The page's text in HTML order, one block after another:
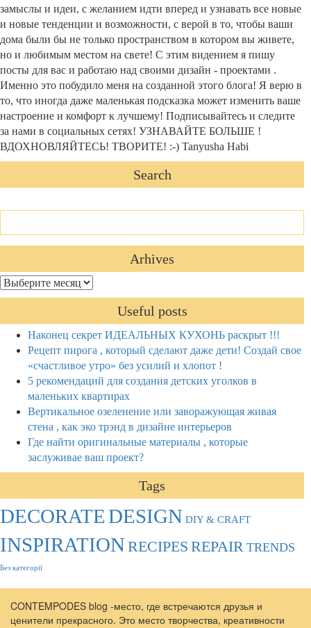
замыслы и идеи, с желанием идти вперед и узнавать все новые
и новые тенденции и возможности, с верой в то, чтобы ваши
дома были бы не только пространством в котором вы живете,
но и любимым местом на свете! С этим видением я пишу
посты для вас и работаю над своими дизайн - проектами .
Именно это побудило меня на созданной этого блога! Я верю в
то, что иногда даже маленькая подсказка может изменить ваше
настроение и комфорт к лучшему! Подписывайтесь и следите
за нами в социальных сетях! УЗНАВАЙТЕ БОЛЬШЕ !
ВДОХНОВЛЯЙТЕСЬ! ТВОРИТЕ! :-) Tanyusha Habi
Search
Arhives
Arhives
Useful posts
Наконец секрет ИДЕАЛЬНЫХ КУХОНЬ раскрыт !!!
Рецепт пирога , который сделают даже дети! Создай свое
«счастливое утро» без усилий и хлопот !
5 рекомендаций для создания детских уголков в
маленьких квартирах
Вертикальное озеленение или заворажующая живая
стена , как эко трэнд в дизайне интерьеров
Где найти оригинальные материалы , которые
заслуживае ваш проект?
Tags
DECORATEDESIGN DIY & CRAFT
INSPIRATIONRECIPES REPAIR TRENDS
Без категорії
CONTEMPODES blog -место, где встречаются друзья и
ценители прекрасного. Это место творчества, креативности